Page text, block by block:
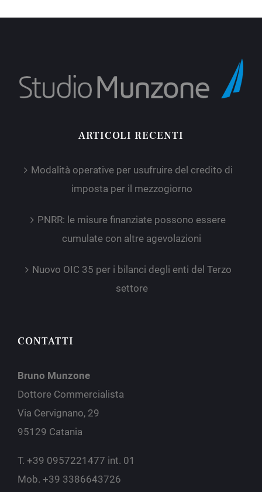
ARTICOLI RECENTI
Modalità operative per usufruire del credito di
imposta per il mezzogiorno
PNRR: le misure finanziate possono essere
cumulate con altre agevolazioni
Nuovo OIC 35 per i bilanci degli enti del Terzo
settore
CONTATTI
Bruno Munzone
Dottore Commercialista
Via Cervignano, 29
95129 Catania
T. +39 0957221477 int. 01
Mob. +39 3386643726